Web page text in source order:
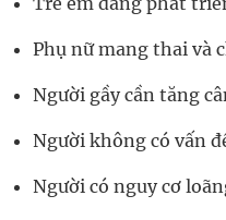
Phụ nữ mang thai và
Người gầy cần tăng
Người không có vấn
Người có nguy cơ